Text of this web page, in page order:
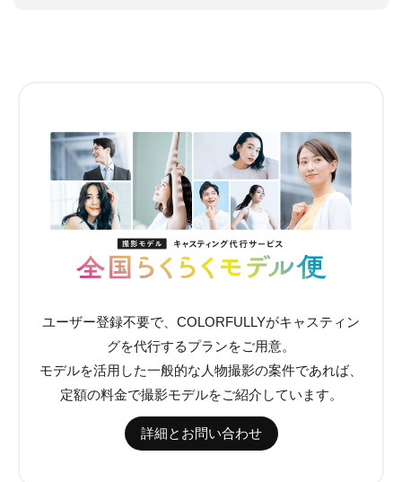
ユーザー登録不要で、COLORFULLYがキャスティン
グを代行するプランをご用意。
モデルを活用した一般的な人物撮影の案件であれば、
定額の料金で撮影モデルをご紹介しています。
詳細とお問い合わせ